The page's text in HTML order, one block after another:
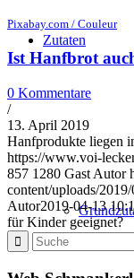
Zutaten
Pixabay.com / Couleur
Ist Hanfbrot
0 Kommentare
/
13. April 2019
Hanfprodukte liegen
https://www.voi-
857 1280 Gast Autor
content/uploads/
Autor2019-04-13
für Kinder geeignet?